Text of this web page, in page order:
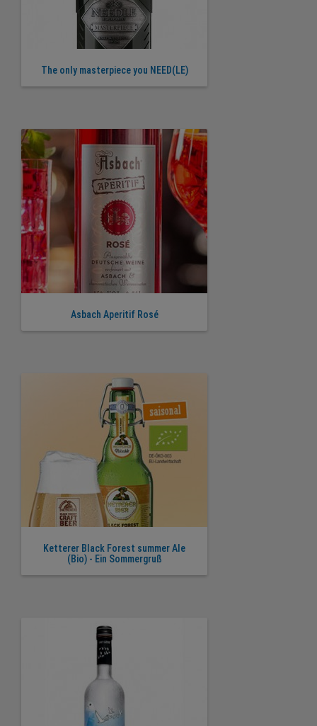
The only masterpiece you NEED(LE)
Asbach Aperitif Rosé
Ketterer Black Forest summer Ale
(Bio) - Ein Sommergruß